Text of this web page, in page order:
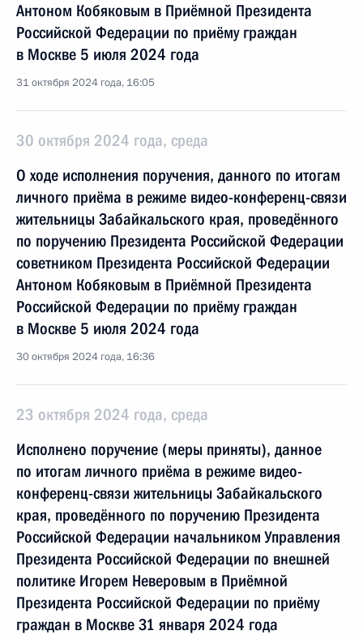
Антоном Кобяковым в Приёмной Президента
Российской Федерации по приёму граждан
в Москве 5 июля 2024 года
31 октября 2024 года, 16:05
30 октября 2024 года, среда
О ходе исполнения поручения, данного по итогам
личного приёма в режиме видео-конференц-связи
жительницы Забайкальского края, проведённого
по поручению Президента Российской Федерации
советником Президента Российской Федерации
Антоном Кобяковым в Приёмной Президента
Российской Федерации по приёму граждан
в Москве 5 июля 2024 года
30 октября 2024 года, 16:36
23 октября 2024 года, среда
Исполнено поручение (меры приняты), данное
по итогам личного приёма в режиме видео-
конференц-связи жительницы Забайкальского
края, проведённого по поручению Президента
Российской Федерации начальником Управления
Президента Российской Федерации по внешней
политике Игорем Неверовым в Приёмной
Президента Российской Федерации по приёму
граждан в Москве 31 января 2024 года